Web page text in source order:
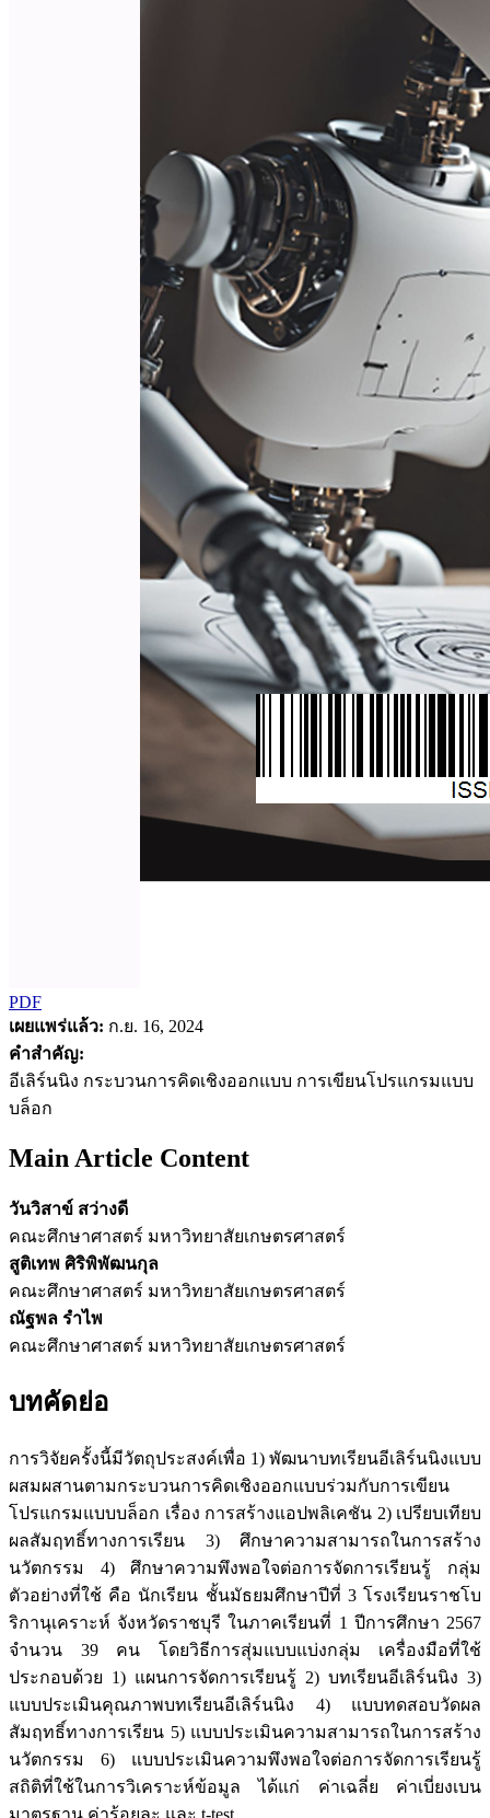
PDF
เผยแพร่แล้ว: ก.ย. 16, 2024
คำสำคัญ:
อีเลิร์นนิง กระบวนการคิดเชิงออกแบบ การเขียนโปรแกรมแบบ
บล็อก
Main Article Content
วันวิสาข์ สว่างดี
คณะศึกษาศาสตร์ มหาวิทยาสัยเกษตรศาสตร์
สูติเทพ ศิริพิพัฒนกุล
คณะศึกษาศาสตร์ มหาวิทยาสัยเกษตรศาสตร์
ณัฐพล รำไพ
คณะศึกษาศาสตร์ มหาวิทยาสัยเกษตรศาสตร์
บทคัดย่อ
การวิจัยครั้งนี้มีวัตถุประสงค์เพื่อ 1) พัฒนาบทเรียนอีเลิร์นนิงแบบ
ผสมผสานตามกระบวนการคิดเชิงออกแบบร่วมกับการเขียน
โปรแกรมแบบบล็อก เรื่อง การสร้างแอปพลิเคชัน 2) เปรียบเทียบ
ผลสัมฤทธิ์ทางการเรียน 3) ศึกษาความสามารถในการสร้าง
นวัตกรรม 4) ศึกษาความพึงพอใจต่อการจัดการเรียนรู้ กลุ่ม
ตัวอย่างที่ใช้ คือ นักเรียน ชั้นมัธยมศึกษาปีที่ 3 โรงเรียนราชโบ
ริกานุเคราะห์ จังหวัดราชบุรี ในภาคเรียนที่ 1 ปีการศึกษา 2567
จำนวน 39 คน โดยวิธีการสุ่มแบบแบ่งกลุ่ม เครื่องมือที่ใช้
ประกอบด้วย 1) แผนการจัดการเรียนรู้ 2) บทเรียนอีเลิร์นนิง 3)
แบบประเมินคุณภาพบทเรียนอีเลิร์นนิง 4) แบบทดสอบวัดผล
สัมฤทธิ์ทางการเรียน 5) แบบประเมินความสามารถในการสร้าง
นวัตกรรม 6) แบบประเมินความพึงพอใจต่อการจัดการเรียนรู้
สถิติที่ใช้ในการวิเคราะห์ข้อมูล ได้แก่ ค่าเฉลี่ย ค่าเบี่ยงเบน